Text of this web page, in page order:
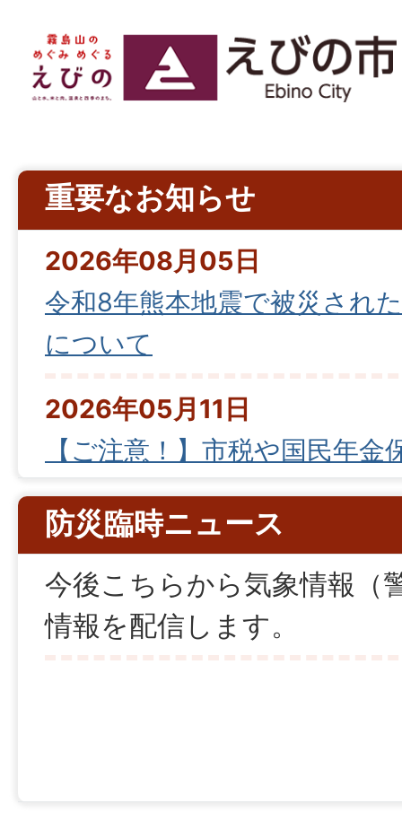
重要なお知らせ
2026年08月05日
令和8年熊本地震で被災され
について
2026年05月11日
【ご注意！】市税や国民年金
かたる詐欺メールにご注意く
2025年10月17日
【令和7年10月17日更新】え
道等の規制状況について
防災臨時ニュース
今後こちらから気象情報（
情報を配信します。